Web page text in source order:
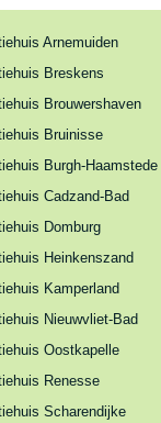
Arnemuiden
Breskens
Brouwershaven
Bruinisse
Burgh-Haamstede
Cadzand-Bad
Domburg
Heinkenszand
Kamperland
Nieuwvliet-Bad
Oostkapelle
Renesse
Scharendijke